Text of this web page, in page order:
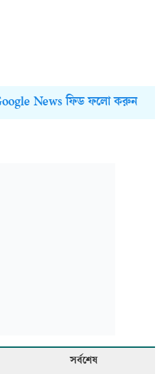
News ফিড ফলো করুন
সর্বশেষ